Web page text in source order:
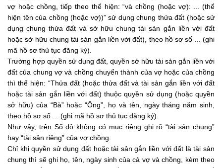
vợ hoặc chồng, tiếp theo thể hiện: “và chồng (hoặc vợ): ... (thể
hiện tên của chồng (hoặc vợ))” sử dụng chung thửa đất (hoặc sử
dụng chung thửa đất và sở hữu chung tài sản gắn liền với đất
hoặc sở hữu chung tài sản gắn liền với đất), theo hồ sơ số ... (ghi
mã hồ sơ thủ tục đăng ký).
Trường hợp quyền sử dụng đất, quyền sở hữu tài sản gắn liền với
đất của chung vợ và chồng chuyển thành của vợ hoặc của chồng
thì thể hiện: “Thửa đất (hoặc thửa đất và tài sản gắn liền với đất
hoặc tài sản gắn liền với đất) thuộc quyền sử dụng (hoặc quyền
sở hữu) của “Bà” hoặc “Ông”, họ và tên, ngày tháng năm sinh,
theo hồ sơ số ... (ghi mã hồ sơ thủ tục đăng ký).
Như vậy, trên Sổ đỏ không có mục riêng ghi rõ “tài sản chung”
hay “tài sản riêng” của vợ chồng.
Chỉ khi quyền sử dụng đất hoặc tài sản gắn liền với đất là tài sản
chung thì sẽ ghi họ, tên, ngày sinh của cả vợ và chồng, kèm theo